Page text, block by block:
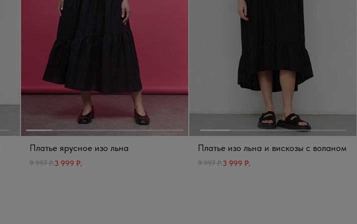
Платье ярусное изо льна
9 997 Р.3 999 Р.
Платье изо льна и вискозы с воланом
9 997 Р.3 999 Р.